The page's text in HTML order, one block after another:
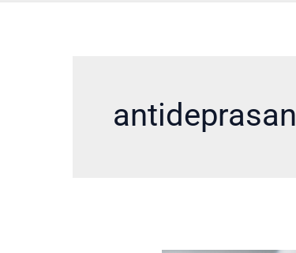
antideprasan